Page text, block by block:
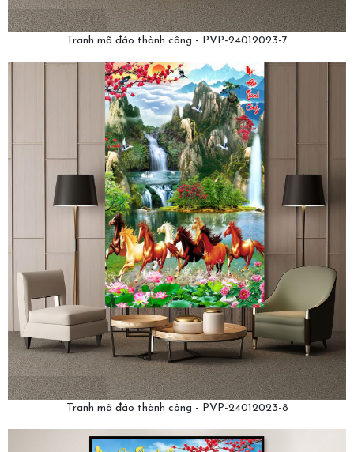
Tranh mã đáo thành công - PVP-24012023-7
Tranh mã đáo thành công - PVP-24012023-8